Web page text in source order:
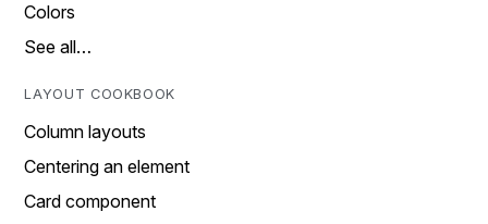
Colors
See all…
LAYOUT COOKBOOK
Column layouts
Centering an element
Card component